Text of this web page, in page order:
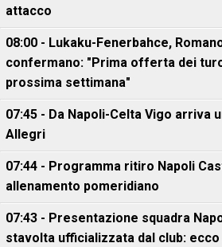
attacco
08:00 - Lukaku-Fenerbahce,
confermano: "Prima offerta dei
prossima settimana"
07:45 - Da Napoli-Celta Vigo arriva
Allegri
07:44 - Programma ritiro Napoli
allenamento pomeridiano
07:43 - Presentazione squadra
stavolta ufficializzata dal club: